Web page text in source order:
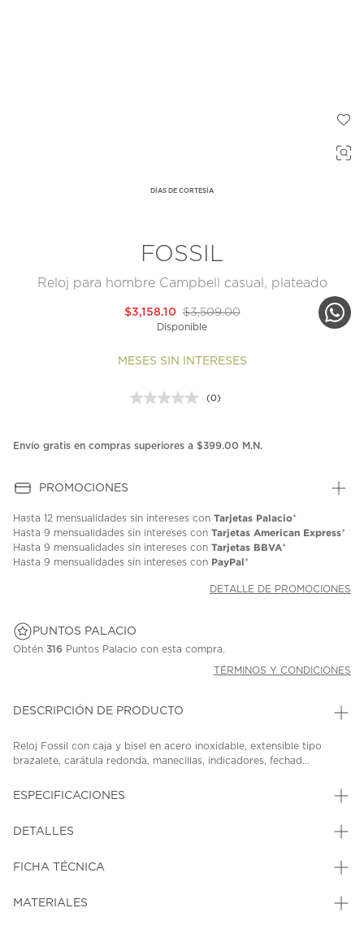
DÍAS DE CORTESÍA
FOSSIL
Reloj para hombre Campbell casual, plateado
$3,509.00
$3,158.10
Disponible
MESES SIN INTERESES
Sin
en
(0)
Envío gratis en compras superiores a $399.00 M.N.
PROMOCIONES
Hasta 12 mensualidades sin intereses con Tarjetas Palacio*
Hasta 9 mensualidades sin intereses con Tarjetas American Express*
Hasta 9 mensualidades sin intereses con Tarjetas BBVA*
Hasta 9 mensualidades sin intereses con PayPal*
DETALLE DE PROMOCIONES
PUNTOS PALACIO
Obtén 316 Puntos Palacio con esta compra.
TÉRMINOS Y CONDICIONES
DESCRIPCIÓN DE PRODUCTO
Reloj Fossil con caja y bisel en acero inoxidable, extensible tipo
brazalete, carátula redonda, manecillas, indicadores, fechad...
ESPECIFICACIONES
DETALLES
FICHA TÉCNICA
MATERIALES